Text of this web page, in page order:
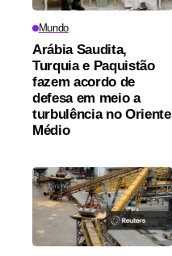
Mundo
Arábia Saudita,
Turquia e Paquistão
fazem acordo de
defesa em meio a
turbulência no Oriente
Médio